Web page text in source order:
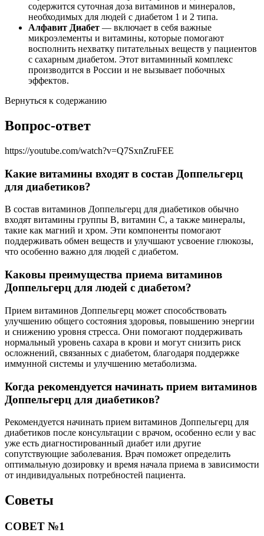
содержится суточная доза витаминов и минералов,
необходимых для людей с диабетом 1 и 2 типа.
Алфавит Диабет — включает в себя важные
микроэлементы и витамины, которые помогают
восполнить нехватку питательных веществ у пациентов
с сахарным диабетом. Этот витаминный комплекс
производится в России и не вызывает побочных
эффектов.
Вернуться к содержанию
Вопрос-ответ
https://youtube.com/watch?v=Q7SxnZruFEE
Какие витамины входят в состав Доппельгерц
для диабетиков?
В состав витаминов Доппельгерц для диабетиков обычно
входят витамины группы B, витамин C, а также минералы,
такие как магний и хром. Эти компоненты помогают
поддерживать обмен веществ и улучшают усвоение глюкозы,
что особенно важно для людей с диабетом.
Каковы преимущества приема витаминов
Доппельгерц для людей с диабетом?
Прием витаминов Доппельгерц может способствовать
улучшению общего состояния здоровья, повышению энергии
и снижению уровня стресса. Они помогают поддерживать
нормальный уровень сахара в крови и могут снизить риск
осложнений, связанных с диабетом, благодаря поддержке
иммунной системы и улучшению метаболизма.
Когда рекомендуется начинать прием витаминов
Доппельгерц для диабетиков?
Рекомендуется начинать прием витаминов Доппельгерц для
диабетиков после консультации с врачом, особенно если у вас
уже есть диагностированный диабет или другие
сопутствующие заболевания. Врач поможет определить
оптимальную дозировку и время начала приема в зависимости
от индивидуальных потребностей пациента.
Советы
СОВЕТ №1